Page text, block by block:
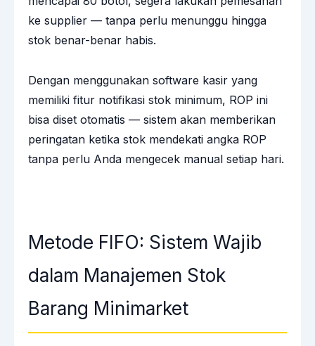
ke supplier — tanpa perlu menunggu hingga
stok benar-benar habis.
Dengan menggunakan software kasir yang
memiliki fitur notifikasi stok minimum, ROP ini
bisa diset otomatis — sistem akan memberikan
peringatan ketika stok mendekati angka ROP
tanpa perlu Anda mengecek manual setiap hari.
Metode FIFO: Sistem Wajib
dalam Manajemen Stok
Barang Minimarket